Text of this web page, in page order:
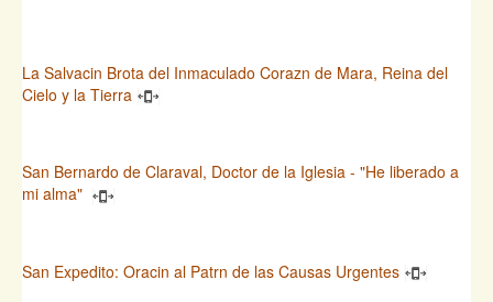
La Salvacin Brota del Inmaculado Corazn de Mara, Reina del
Cielo y la Tierra
San Bernardo de Claraval, Doctor de la Iglesia - "He liberado a
mi alma"
San Expedito: Oracin al Patrn de las Causas Urgentes